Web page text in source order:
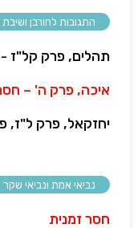
התגובות לחורבן ושיבת
תהלים, פרק קל"ז
איכה, פרק ה' –
יחזקאל, פרק ל"ז, פס' 1-14 - חזון העצמות
נביאי אמת ונביאי שקר
חסר זמנית